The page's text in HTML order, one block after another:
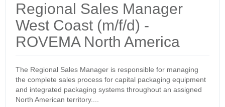
Regional Sales Manager
West Coast (m/f/d) -
ROVEMA North America
The Regional Sales Manager is responsible for managing
the complete sales process for capital packaging equipment
and integrated packaging systems throughout an assigned
North American territory....